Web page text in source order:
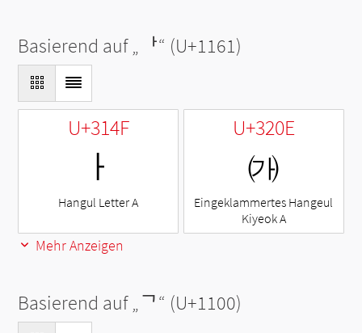
Basierend auf „ ᅡ“ (U+1161)
U+314F
ㅏ
Hangul Letter A
U+320E
㈎
Eingeklammertes Hangeul
Kiyeok A
Mehr Anzeigen
Basierend auf „ᄀ“ (U+1100)